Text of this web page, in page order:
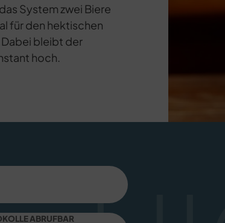
System zwei Biere
für den hektischen
bleibt der
hoch.
ABRUFBAR